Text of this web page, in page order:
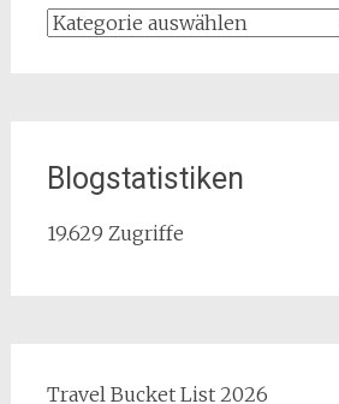
Kategorien
Blogstatistiken
19.629 Zugriffe
Travel Bucket List 2026